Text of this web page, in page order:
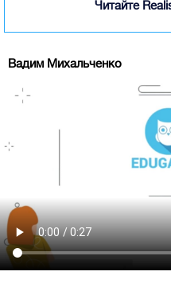
Читайте
Вадим Михальченко